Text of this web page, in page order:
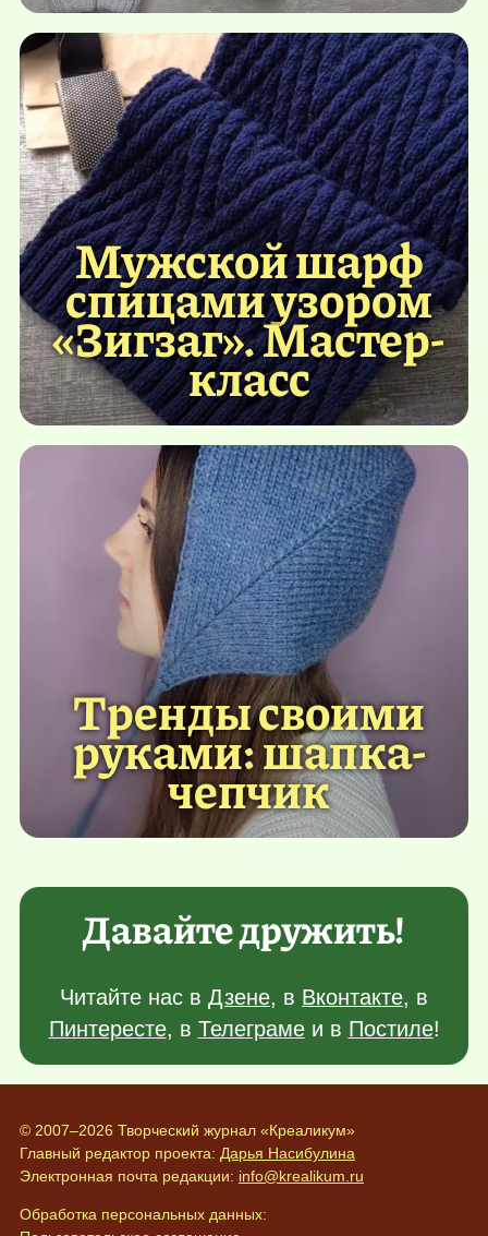
Мужской шарф
спицами узором
«Зигзаг». Мастер-
класс
Тренды своими
руками: шапка-
чепчик
Давайте дружить!
Читайте нас в Дзене, в Вконтакте, в
Пинтересте, в Телеграмеи в Постиле!
© 2007–2026 Творческий журнал «Креаликум»
Главный редактор проекта: Дарья Насибулина
Электронная почта редакции: info@krealikum.ru
Обработка персональных данных: